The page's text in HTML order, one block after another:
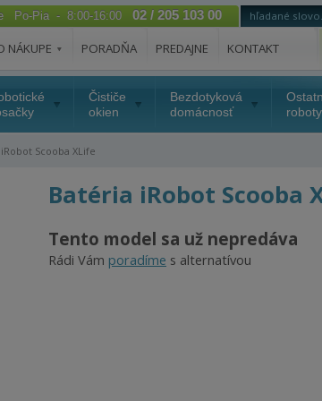
Po-Pia - 8:00-16:00 02 / 205 103 00
NÁKUPE PORADŇA PREDAJNE KONTAKT
Čističe
okien
Bezdotyková
domácnosť
roboty
Scooba XLife
Batéria iRobot Scooba
Tento model sa už nepredáva
Rádi Vám poradíme s alternatívou